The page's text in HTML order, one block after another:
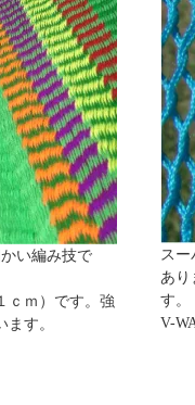
い編み技で
ｃｍ）です。強
す。
スー
あり
す。
V-